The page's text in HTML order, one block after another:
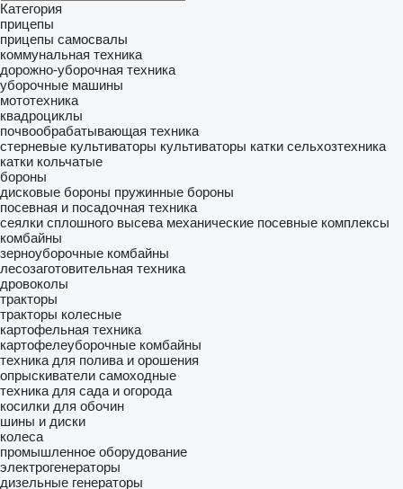
Категория
прицепы
прицепы самосвалы
коммунальная техника
дорожно-уборочная техника
уборочные машины
мототехника
квадроциклы
почвообрабатывающая техника
стерневые культиваторы культиваторы катки сельхозтехника
катки кольчатые
бороны
дисковые бороны пружинные бороны
посевная и посадочная техника
сеялки сплошного высева механические посевные комплексы
комбайны
зерноуборочные комбайны
лесозаготовительная техника
дровоколы
тракторы
тракторы колесные
картофельная техника
картофелеуборочные комбайны
техника для полива и орошения
опрыскиватели самоходные
техника для сада и огорода
косилки для обочин
шины и диски
колеса
промышленное оборудование
электрогенераторы
дизельные генераторы